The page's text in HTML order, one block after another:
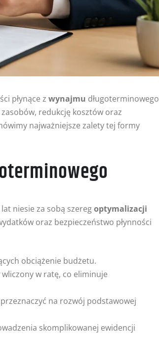
płynące z wynajmu długoterminowego
redukcję kosztów oraz
najważniejsze zalety tej formy
niesie za sobą szeregoptymalizacji
oraz bezpieczeństwo płynności
obciążenie budżetu.
w ratę, co eliminuje
na rozwój podstawowej
skomplikowanej ewidencji